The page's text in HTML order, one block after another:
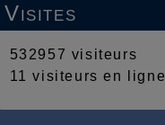
Visites
532957 visiteurs
11 visiteurs en ligne